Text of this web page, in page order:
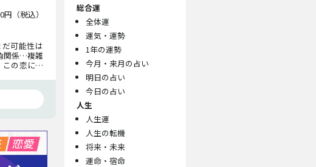
（税込）
可能性は
関係…複雑
の恋に未
総合運
全体運
運気・運勢
1年の運勢
今月・来月の占い
明日の占い
今日の占い
人生
人生運
人生の転機
将来・未来
運命・宿命